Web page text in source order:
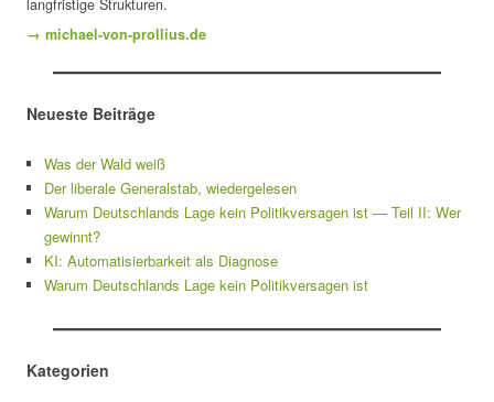
langfristige Strukturen.
→ michael-von-prollius.de
Neueste Beiträge
Was der Wald weiß
Der liberale Generalstab, wiedergelesen
Warum Deutschlands Lage kein Politikversagen ist — Teil II: Wer
gewinnt?
KI: Automatisierbarkeit als Diagnose
Warum Deutschlands Lage kein Politikversagen ist
Kategorien